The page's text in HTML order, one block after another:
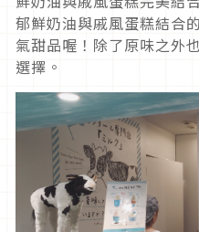
郁鮮奶油與戚風蛋糕結合
氣甜品喔！除了原味之外
選擇。